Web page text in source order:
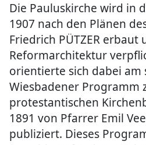
Die Pauluskirche wird in
1907 nach den Plänen
Friedrich PÜTZER erbaut
Reformarchitektur
orientierte sich dabei am
Wiesbadener Programm
protestantischen
1891 von Pfarrer Emil
publiziert. Dieses